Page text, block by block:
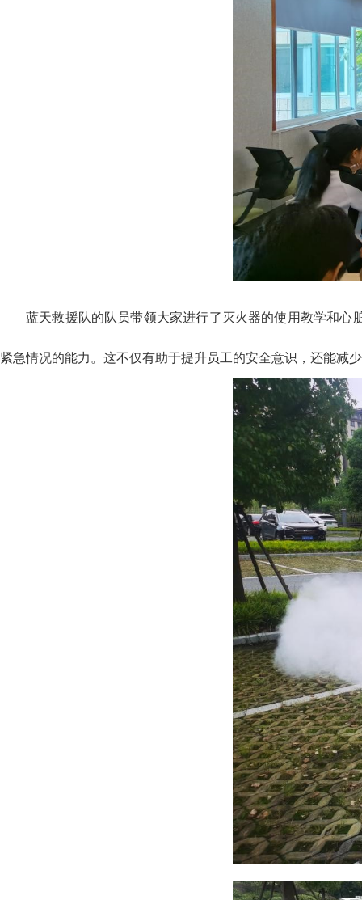
蓝天救援队的队员带领大家进行了 灭火器的使用教学和心
紧急情况的能力。这不仅有助于提升员工的安全意识，还能减